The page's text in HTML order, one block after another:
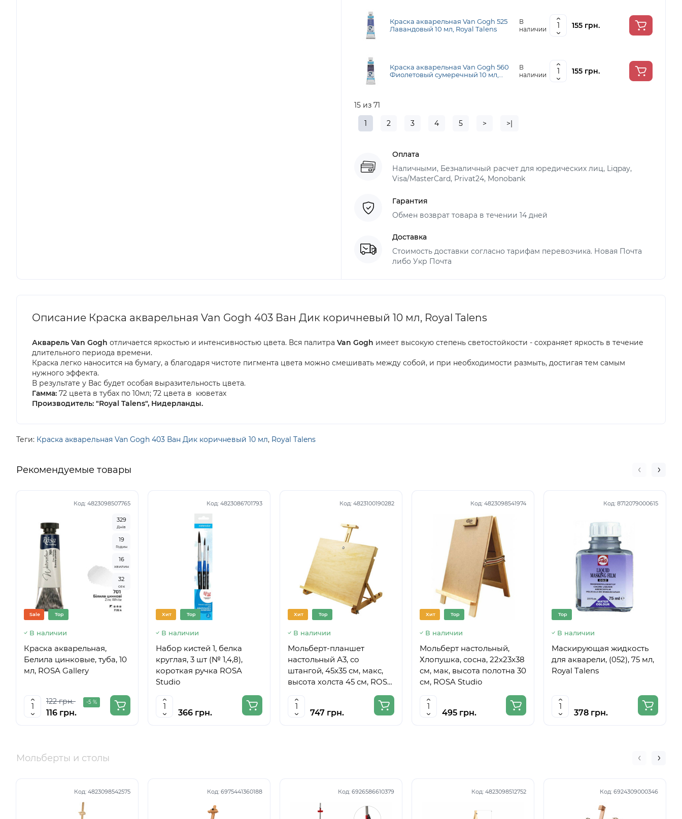
Краска акварельная Van Gogh 525
Лавандовый 10 мл, Royal Talens
В
наличии
155 грн.
Краска акварельная Van Gogh 560
Фиолетовый сумеречный 10 мл,
В
наличии
155 грн.
15 из 71
1
2 3 4 5 > >|
Оплата
Наличными, Безналичный расчет для юредических лиц, Liqpay,
Visa/MasterCard, Privat24, Monobank
Гарантия
Обмен возврат товара в течении 14 дней
Доставка
Стоимость доставки согласно тарифам перевозчика. Новая Почта
либо Укр Почта
Описание Краска акварельная Van Gogh 403 Ван Дик коричневый 10 мл, Royal Talens
Акварель Van Gogh отличается яркостью и интенсивностью цвета. Вся палитра Van Gogh имеет высокую степень светостойкости - сохраняет яркость в течение
длительного периода времени.
Краска легко наносится на бумагу, а благодаря чистоте пигмента цвета можно смешивать между собой, и при необходимости размыть, достигая тем самым
нужного эффекта.
В результате у Вас будет особая выразительность цвета.
Гамма: 72 цвета в тубах по 10мл; 72 цветa в кюветах
Производитель: "Royal Talens", Нидерланды.
Теги: Краска акварельная Van Gogh 403 Ван Дик коричневый 10 мл, Royal Talens
Рекомендуемые товары
Код: 4823098507765
Sale Top
329
Днів
19
Годин
16
хвилин
31
сек
В наличии
Краска акварельная,
Белила цинковые, туба, 10
мл, ROSA Gallery
122 грн. -5 %
116 грн.
Код: 4823086701793
Хит Top
В наличии
Набор кистей 1, белка
круглая, 3 шт (№ 1,4,8),
короткая ручка ROSA
Studio
366 грн.
Код: 4823100190282
Хит Top
В наличии
Мольберт-планшет
настольный А3, со
штангой, 45х35 см, макс,
высота холста 45 см, ROSA
747 грн.
Код: 4823098541974
Хит Top
В наличии
Мольберт настольный,
Хлопушка, сосна, 22х23х38
см, мак, высота полотна 30
см, ROSA Studio
495 грн.
Код: 8712079000615
Top
В наличии
Маскирующая жидкость
для акварели, (052), 75 мл,
Royal Talens
378 грн.
Мольберты и столы
Код: 4823098542575 Код: 6975441360188 Код: 6926586610379 Код: 4823098512752 Код: 6924309000346